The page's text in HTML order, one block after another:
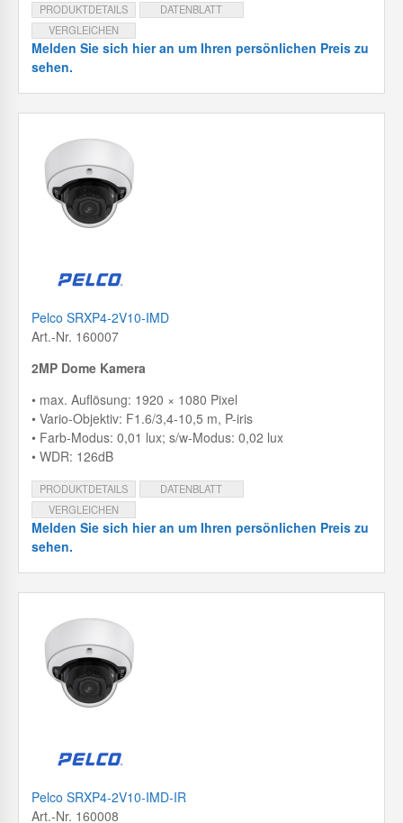
PRODUKTDETAILS
DATENBLATT
VERGLEICHEN
Melden Sie sich hier an um Ihren persönlichen Preis zu
sehen.
Pelco SRXP4-2V10-IMD
Art.-Nr. 160007
2MP Dome Kamera
• max. Auflösung: 1920 × 1080 Pixel
• Vario-Objektiv: F1.6/3,4-10,5 m, P-iris
• Farb-Modus: 0,01 lux; s/w-Modus: 0,02 lux
• WDR: 126dB
PRODUKTDETAILS
DATENBLATT
VERGLEICHEN
Melden Sie sich hier an um Ihren persönlichen Preis zu
sehen.
Pelco SRXP4-2V10-IMD-IR
Art.-Nr. 160008